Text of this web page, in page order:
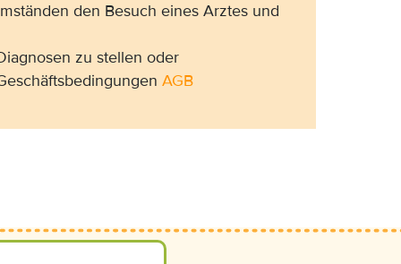
den Besuch eines Arztes und
zu stellen oder
AGB